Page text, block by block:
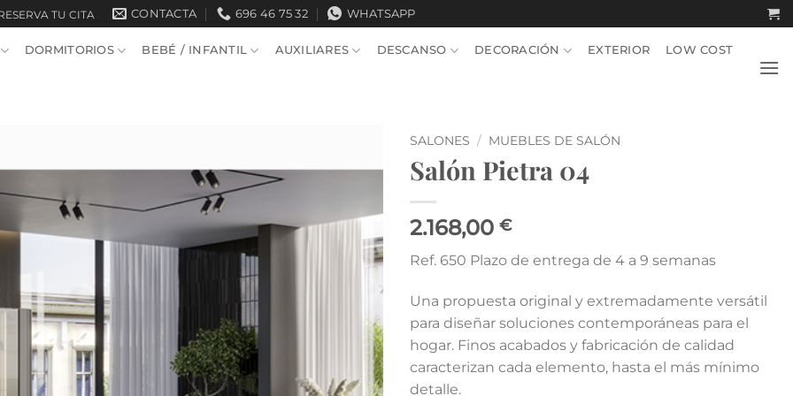
TU CITA CONTACTA 696 46 75 32 WHATSAPP
DORMITORIOS BEBÉ / INFANTIL AUXILIARES DESCANSO DECORACIÓN EXTERIOR LOW COST
SALONES / MUEBLES DE SALÓN
Salón Pietra 04
2.168,00 €
Ref. 650 Plazo de entrega de 4 a 9 semanas
Una propuesta original y extremadamente versátil
para diseñar soluciones contemporáneas para el
hogar. Finos acabados y fabricación de calidad
caracterizan cada elemento, hasta el más mínimo
detalle.